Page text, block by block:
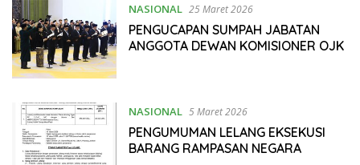
NASIONAL 25 Maret 2026
PENGUCAPAN SUMPAH JABATAN
ANGGOTA DEWAN KOMISIONER OJK
NASIONAL 5 Maret 2026
PENGUMUMAN LELANG EKSEKUSI
BARANG RAMPASAN NEGARA